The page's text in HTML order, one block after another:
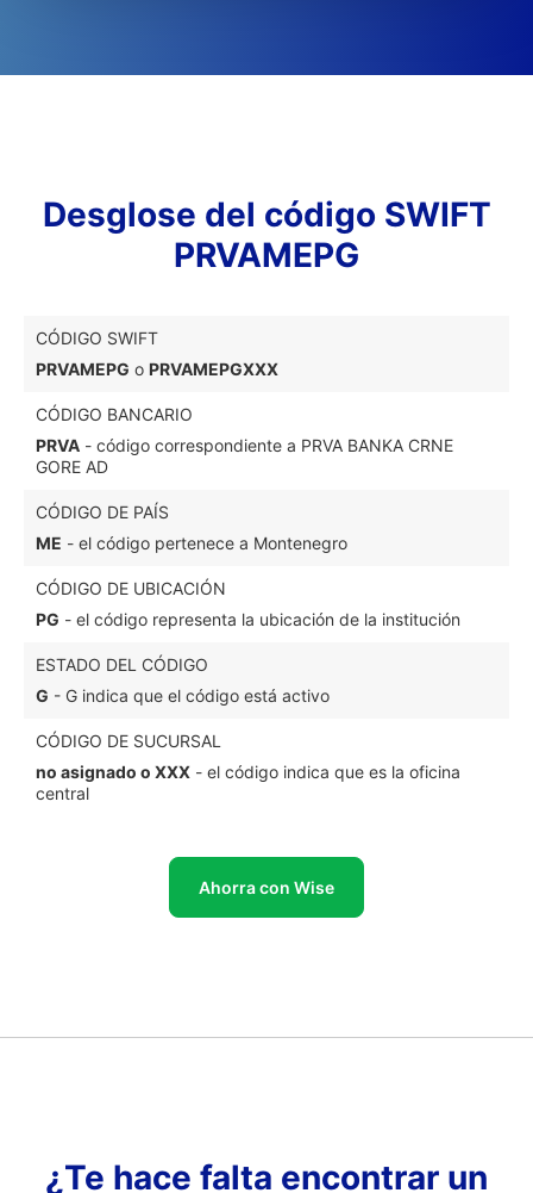
Desglose del código SWIFT
PRVAMEPG
CÓDIGO SWIFT
PRVAMEPG o PRVAMEPGXXX
CÓDIGO BANCARIO
PRVA - código correspondiente a PRVA BANKA CRNE
GORE AD
CÓDIGO DE PAÍS
ME - el código pertenece a Montenegro
CÓDIGO DE UBICACIÓN
PG - el código representa la ubicación de la institución
ESTADO DEL CÓDIGO
G - G indica que el código está activo
CÓDIGO DE SUCURSAL
no asignado o XXX - el código indica que es la oficina
central
Ahorra con Wise
¿Te hace falta encontrar un